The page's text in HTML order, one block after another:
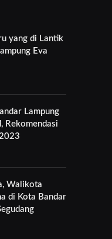
yang di Lantik
Eva
Lampung
Rekomendasi
Walikota
di Kota Bandar